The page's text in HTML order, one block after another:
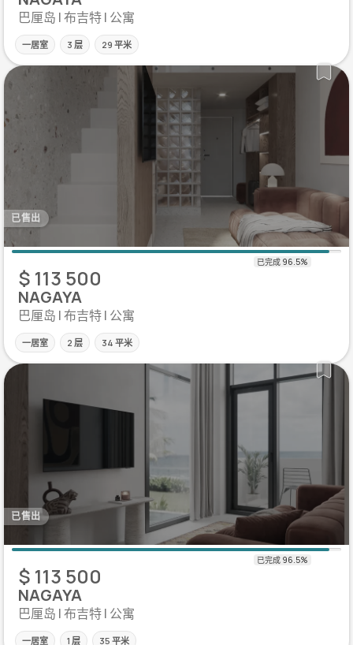
巴厘岛 | 布吉特 | 公寓
一居室 3 层 29 平米
已售出
$ 113 500
NAGAYA
巴厘岛 | 布吉特 | 公寓
一居室 2 层 34 平米
已售出
$ 113 500
NAGAYA
巴厘岛 | 布吉特 | 公寓
一居室 1 层 35 平米